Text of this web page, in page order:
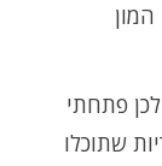
מתכונים ולכן פתחתי
שתוכלו